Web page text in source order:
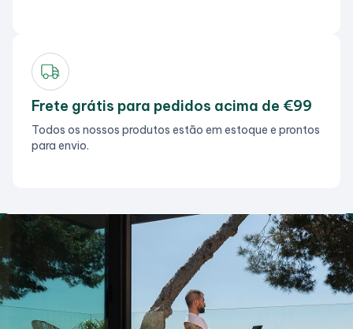
Frete grátis para pedidos acima de €99
Todos os nossos produtos estão em estoque e prontos
para envio.